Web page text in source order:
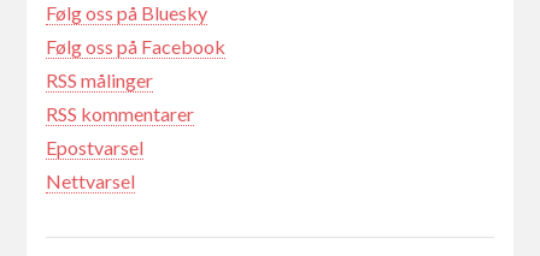
Følg oss på Bluesky
Følg oss på Facebook
RSS målinger
RSS kommentarer
Epostvarsel
Nettvarsel